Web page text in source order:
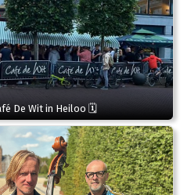
De Wit in Heiloo 🗓